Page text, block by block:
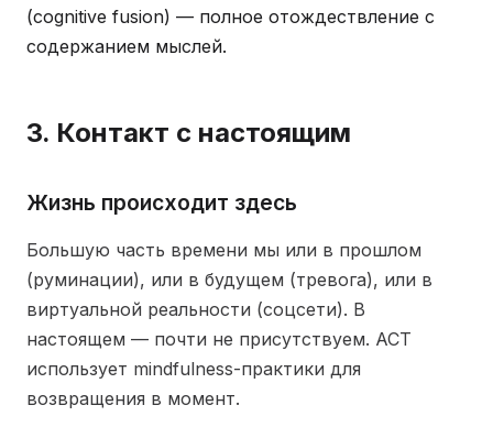
(cognitive fusion) — полное отождествление с
содержанием мыслей.
3. Контакт с настоящим
Жизнь происходит здесь
Большую часть времени мы или в прошлом
(руминации), или в будущем (тревога), или в
виртуальной реальности (соцсети). В
настоящем — почти не присутствуем. ACT
использует mindfulness-практики для
возвращения в момент.